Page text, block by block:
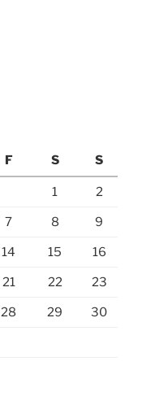
F S S
1 2
7 8 9
14 15 16
21 22 23
28 29 30